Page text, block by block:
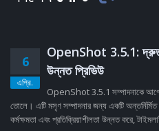
6
এপ্রি.
OpenShot 3.5.1:
উন্নত প্রিভিউ
OpenShot 3.5.1 সম্পাদনাকে
তোলে। এটি মসৃণ সম্পাদনার জন্য একটি
কর্মক্ষমতা এবং প্রতিক্রিয়াশীলতা উন্নত করে,